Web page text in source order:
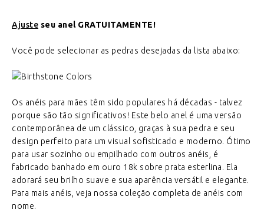
Ajuste seu anel GRATUITAMENTE!
Você pode selecionar as pedras desejadas da lista abaixo:
Os anéis para mães têm sido populares há décadas - talvez
porque são tão significativos! Este belo anel é uma versão
contemporânea de um clássico, graças à sua pedra e seu
design perfeito para um visual sofisticado e moderno. Ótimo
para usar sozinho ou empilhado com outros anéis, é
fabricado banhado em ouro 18k sobre prata esterlina. Ela
adorará seu brilho suave e sua aparência versátil e elegante.
Para mais anéis, veja nossa coleção completa de anéis com
nome.